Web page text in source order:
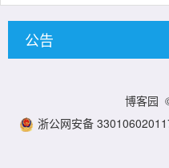
公告
博客园
浙公网安备